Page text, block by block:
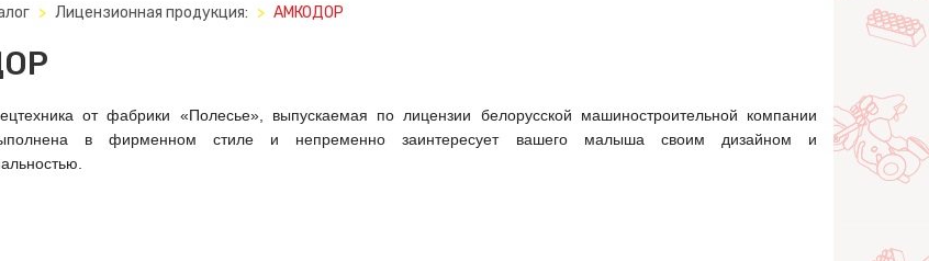
Лицензионная продукция: АМКОДОР
от фабрики «Полесье», выпускаемая по лицензии белорусской машиностроительной компании
в фирменном стиле и непременно заинтересует вашего малыша своим дизайном и